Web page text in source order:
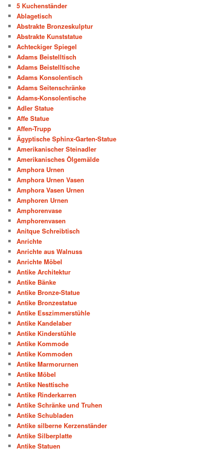
5 Kuchenständer
Ablagetisch
Abstrakte Bronzeskulptur
Abstrakte Kunststatue
Achteckiger Spiegel
Adams Beistelltisch
Adams Beistelltische
Adams Konsolentisch
Adams Seitenschränke
Adams-Konsolentische
Adler Statue
Affe Statue
Affen-Trupp
Ägyptische Sphinx-Garten-Statue
Amerikanischer Steinadler
Amerikanisches Ölgemälde
Amphora Urnen
Amphora Urnen Vasen
Amphora Vasen Urnen
Amphoren Urnen
Amphorenvase
Amphorenvasen
Anitque Schreibtisch
Anrichte
Anrichte aus Walnuss
Anrichte Möbel
Antike Architektur
Antike Bänke
Antike Bronze-Statue
Antike Bronzestatue
Antike Esszimmerstühle
Antike Kandelaber
Antike Kinderstühle
Antike Kommode
Antike Kommoden
Antike Marmorurnen
Antike Möbel
Antike Nesttische
Antike Rinderkarren
Antike Schränke und Truhen
Antike Schubladen
Antike silberne Kerzenständer
Antike Silberplatte
Antike Statuen